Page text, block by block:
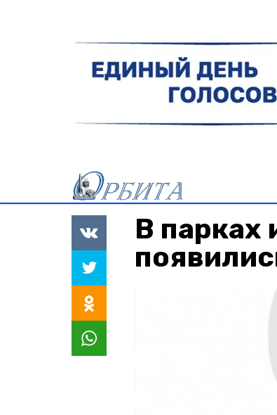
В парках